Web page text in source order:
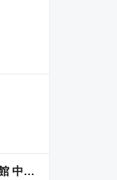
BUNA CAF'E 布納咖啡館 中壢店